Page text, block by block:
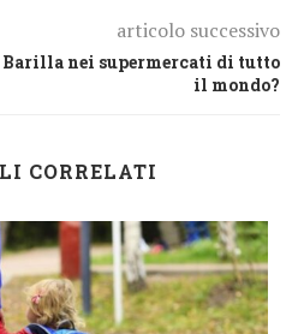
articolo successivo
Barilla nei supermercati di tutto
il mondo?
CORRELATI